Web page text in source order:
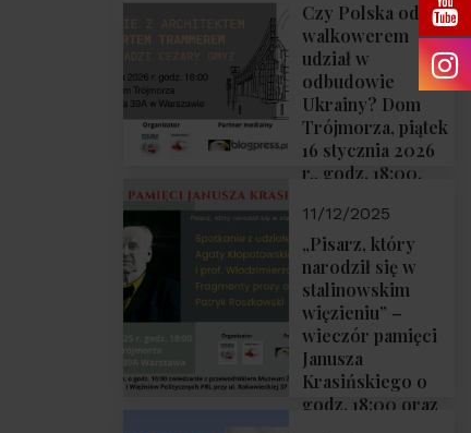
Czy Polska oddaje
walkowerem
udział w
odbudowie
Ukrainy? Dom
Trójmorza, piątek
16 stycznia 2026
r., godz. 18:00.
11/12/2025
„Pisarz, który
narodził się w
stalinowskim
więzieniu” –
wieczór pamięci
Janusza
Krasińskiego o
godz. 18:00 oraz